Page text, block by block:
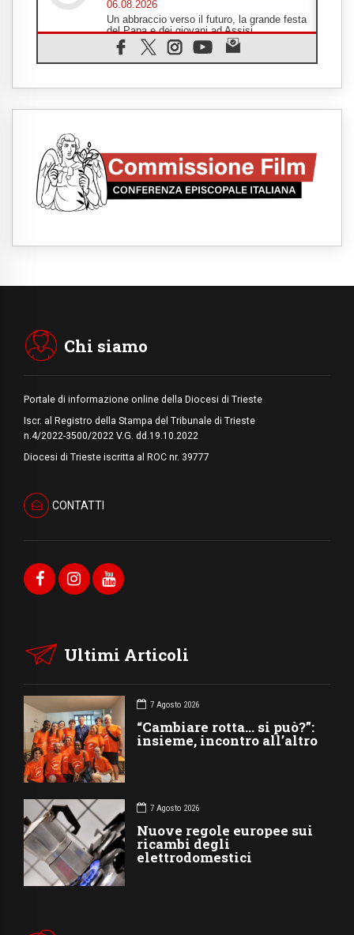
06.08.2026
Un abbraccio verso il futuro, la grande festa
del Papa e dei giovani ad Assisi
06.08.2026
Il grazie dei giovani al Papa: "Oggi ci
Leone XIV: la rivoluzione del Vangelo
06.08.2026
Fra Marco Vianelli: alla scuola di san
Francesco per imparare il Vangelo della
pace
Chi siamo
Portale di informazione online della Diocesi di Trieste
Iscr. al Registro della Stampa del Tribunale di Trieste
n.4/2022-3500/2022 V.G. dd.19.10.2022
Diocesi di Trieste iscritta al ROC nr. 39777
CONTATTI
Ultimi Articoli
7 Agosto 2026
“Cambiare rotta… si può?”:
insieme, incontro all’altro
7 Agosto 2026
Nuove regole europee sui
ricambi degli
elettrodomestici